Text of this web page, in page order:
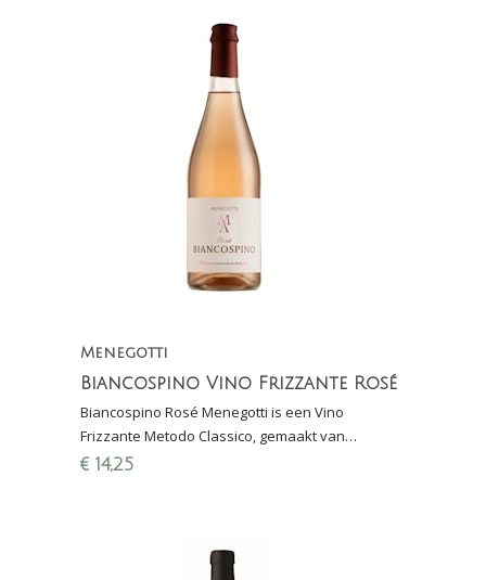
Menegotti
Biancospino Vino Frizzante Rosé
Biancospino Rosé Menegotti is een Vino
Frizzante Metodo Classico, gemaakt van
Chardonnay, Garganega en Corvina. Elegant,
€ 14,25